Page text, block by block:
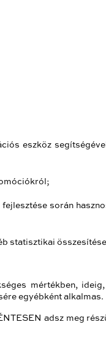
eszköz
során
statisztikai
mértékben,
egyébként alkalmas.
adsz meg